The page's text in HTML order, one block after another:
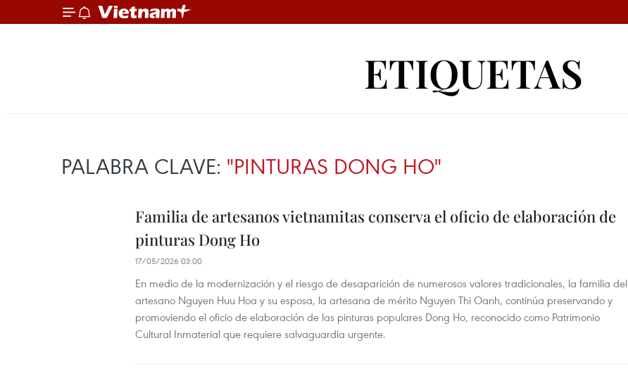
ETIQUETAS
PALABRA CLAVE: "PINTURAS DONG HO"
Familia de artesanos vietnamitas conserva el oficio de elaboración de
pinturas Dong Ho
17/05/2026 03:00
En medio de la modernización y el riesgo de desaparición de numerosos valores tradicionales, la familia del
artesano Nguyen Huu Hoa y su esposa, la artesana de mérito Nguyen Thi Oanh, continúa preservando y
promoviendo el oficio de elaboración de las pinturas populares Dong Ho, reconocido como Patrimonio
Cultural Inmaterial que requiere salvaguardia urgente.